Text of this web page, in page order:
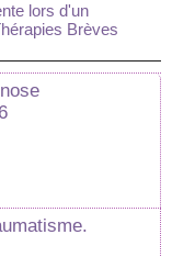
lors d'un
Brèves